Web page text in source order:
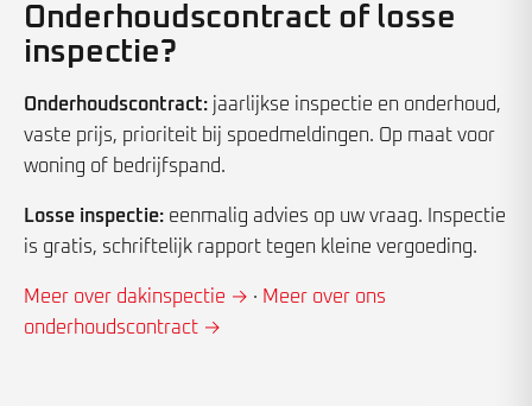
Onderhoudscontract of losse
inspectie?
Onderhoudscontract: jaarlijkse inspectie en onderhoud,
vaste prijs, prioriteit bij spoedmeldingen. Op maat voor
woning of bedrijfspand.
Losse inspectie: eenmalig advies op uw vraag. Inspectie
is gratis, schriftelijk rapport tegen kleine vergoeding.
Meer over dakinspectie → · Meer over ons
onderhoudscontract →